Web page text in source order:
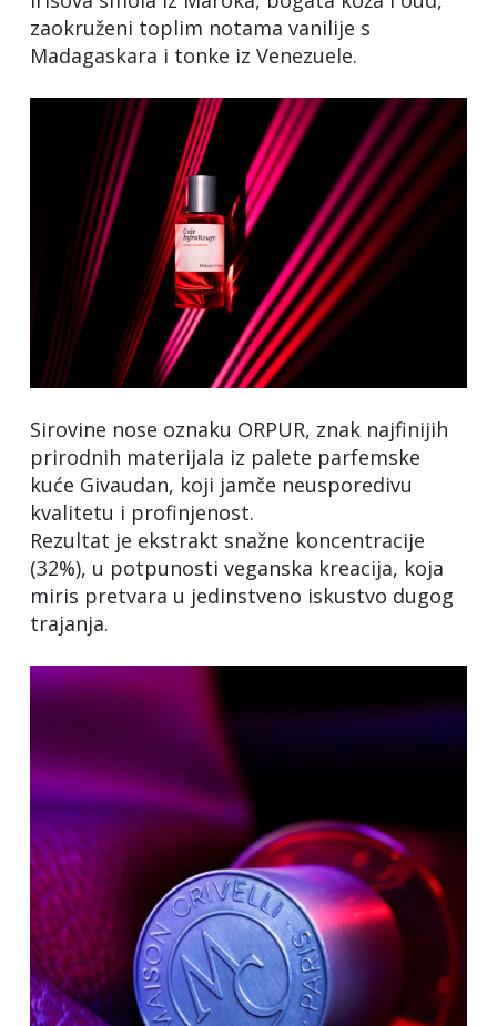
zaokruženi toplim notama vanilije s
Madagaskara i tonke iz Venezuele.
Sirovine nose oznaku ORPUR, znak najfinijih
prirodnih materijala iz palete parfemske
kuće Givaudan, koji jamče neusporedivu
kvalitetu i profinjenost.
Rezultat je ekstrakt snažne koncentracije
(32%), u potpunosti veganska kreacija, koja
miris pretvara u jedinstveno iskustvo dugog
trajanja.